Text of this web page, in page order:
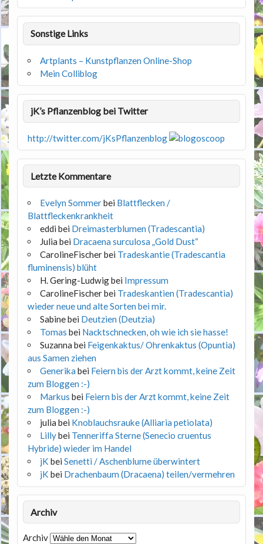
Sonstige Links
Artplants – Kunstpflanzen Online-Shop
Mein Colliblog
jK’s Pflanzenblog bei Twitter
http://twitter.com/jKsPflanzenblog
Letzte Kommentare
Evelyn Sommerbei Blattflecken /
Blattfleckenkrankheit
eddibei Dreimasterblumen (Tradescantia)
Julia bei Dracaena surculosa „Gold Dust“
CarolineFischerbei Tradeskantie (Tradescantia
fluminensis) blüht
H. Gering-Ludwigbei Impressum
CarolineFischerbei Tradeskantien (Tradescantia)
wieder neue und alte Sorten bei mir.
Sabinebei Deutzien (Deutzia)
Tomas bei Nacktschnecken, oh wie ich sie hasse!
Suzanna bei Feigenkaktus/ Ohrenkaktus (Opuntia)
aus Samen ziehen
Generika bei Feiern bis der Arzt kommt, keine Zeit
zum Bloggen :-)
Markus bei Feiern bis der Arzt kommt, keine Zeit
zum Bloggen :-)
julia bei Knoblauchsrauke (Alliaria petiolata)
Lillybei Tenneriffa Sterne (Senecio cruentus
Hybride) wieder im Handel
jK beiSenetti / Aschenblume überwintert
jK bei Drachenbaum (Dracaena) teilen/vermehren
Archiv
Archiv